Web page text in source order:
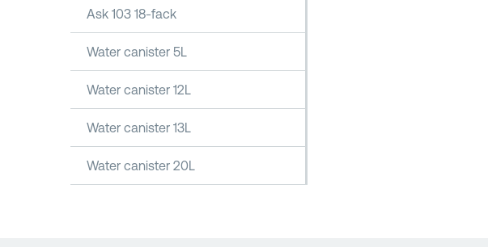
Ask 103 18-fack
Water canister 5L
Water canister 12L
Water canister 13L
Water canister 20L